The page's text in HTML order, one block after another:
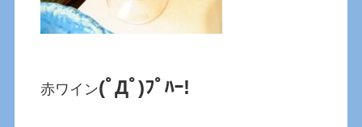
赤ワイン(ﾟДﾟ)ﾌﾟﾊｰ!